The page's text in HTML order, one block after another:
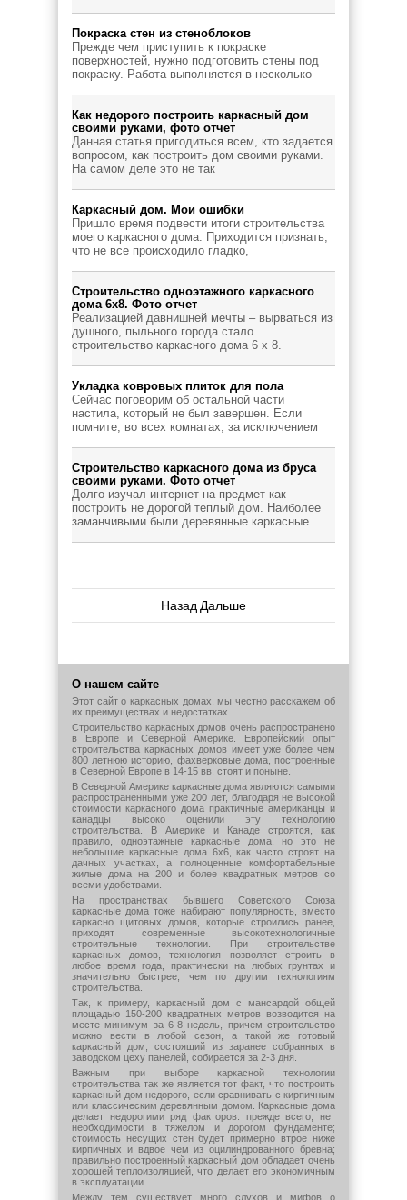
Покраска стен из стеноблоков
Прежде чем приступить к покраске
поверхностей, нужно подготовить стены под
покраску. Работа выполняется в несколько
Как недорого построить каркасный дом
своими руками, фото отчет
Данная статья пригодиться всем, кто задается
вопросом, как построить дом своими руками.
На самом деле это не так
Каркасный дом. Мои ошибки
Пришло время подвести итоги строительства
моего каркасного дома. Приходится признать,
что не все происходило гладко,
Строительство одноэтажного каркасного
дома 6х8. Фото отчет
Реализацией давнишней мечты – вырваться из
душного, пыльного города стало
строительство каркасного дома 6 х 8.
Укладка ковровых плиток для пола
Сейчас поговорим об остальной части
настила, который не был завершен. Если
помните, во всех комнатах, за исключением
Строительство каркасного дома из бруса
своими руками. Фото отчет
Долго изучал интернет на предмет как
построить не дорогой теплый дом. Наиболее
заманчивыми были деревянные каркасные
Назад Дальше
О нашем сайте
Этот сайт о каркасных домах, мы честно расскажем об
их преимуществах и недостатках.
Строительство каркасных домов очень распространено
в Европе и Северной Америке. Европейский опыт
строительства каркасных домов имеет уже более чем
800 летнюю историю, фахверковые дома, построенные
в Северной Европе в 14-15 вв. стоят и поныне.
В Северной Америке каркасные дома являются самыми
распространенными уже 200 лет, благодаря не высокой
стоимости каркасного дома практичные американцы и
канадцы высоко оценили эту технологию
строительства. В Америке и Канаде строятся, как
правило, одноэтажные каркасные дома, но это не
небольшие каркасные дома 6х6, как часто строят на
дачных участках, а полноценные комфортабельные
жилые дома на 200 и более квадратных метров со
всеми удобствами.
На пространствах бывшего Советского Союза
каркасные дома тоже набирают популярность, вместо
каркасно щитовых домов, которые строились ранее,
приходят современные высокотехнологичные
строительные технологии. При строительстве
каркасных домов, технология позволяет строить в
любое время года, практически на любых грунтах и
значительно быстрее, чем по другим технологиям
строительства.
Так, к примеру, каркасный дом с мансардой общей
площадью 150-200 квадратных метров возводится на
месте минимум за 6-8 недель, причем строительство
можно вести в любой сезон, а такой же готовый
каркасный дом, состоящий из заранее собранных в
заводском цеху панелей, собирается за 2-3 дня.
Важным при выборе каркасной технологии
строительства так же является тот факт, что построить
каркасный дом недорого, если сравнивать с кирпичным
или классическим деревянным домом. Каркасные дома
делает недорогими ряд факторов: прежде всего, нет
необходимости в тяжелом и дорогом фундаменте;
стоимость несущих стен будет примерно втрое ниже
кирпичных и вдвое чем из оцилиндрованного бревна;
правильно построенный каркасный дом обладает очень
хорошей теплоизоляцией, что делает его экономичным
в эксплуатации.
Между тем существует много слухов и мифов о